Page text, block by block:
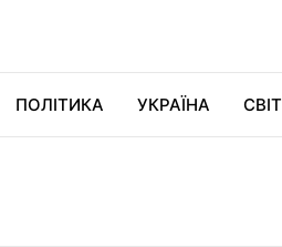
ПОЛІТИКА УКРАЇНА СВІТ